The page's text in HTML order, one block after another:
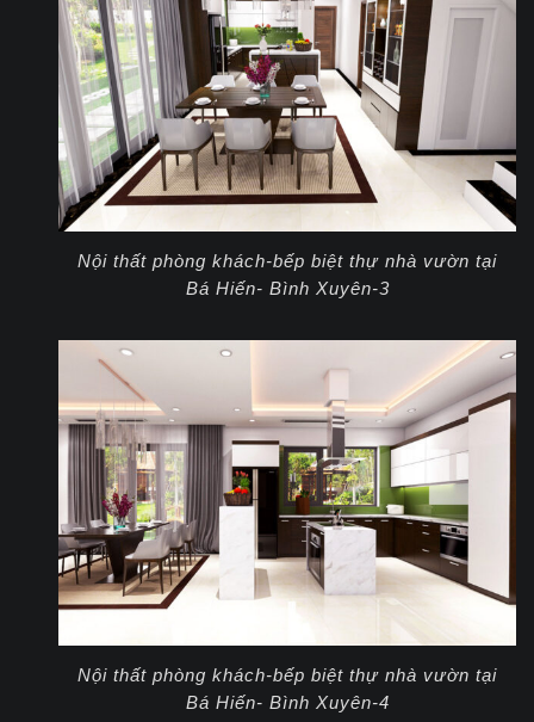
Nội thất phòng khách-bếp biệt thự nhà vườn tại
Bá Hiến- Bình Xuyên-3
Nội thất phòng khách-bếp biệt thự nhà vườn tại
Bá Hiến- Bình Xuyên-4